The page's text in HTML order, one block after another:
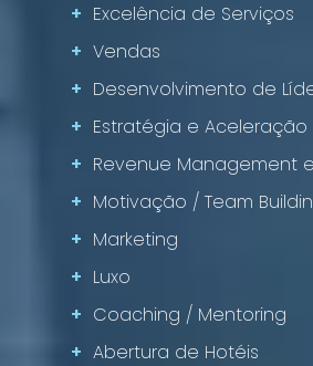
+ Excelência de Serviços
+ Vendas
+ Desenvolvimento de
+ Estratégia e
+ Revenue Management
+ Motivação / Team
+ Marketing
+ Luxo
+ Coaching / Mentoring
+ Abertura de Hotéis